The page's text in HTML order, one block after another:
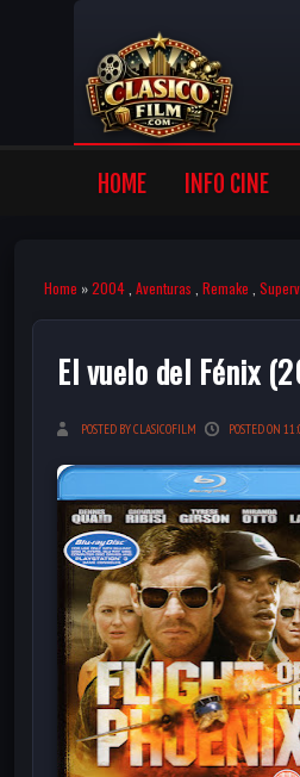
HOME INFO CINE
Home »2004 Aventuras Remake
El vuelo del Fénix
POSTED BY CLASICOFILM POSTED ON